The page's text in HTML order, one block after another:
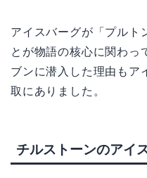
アイスバーグが「プルト
とが物語の核心に関わっ
ブンに潜入した理由もア
取にありました。
チルストーンのアイ